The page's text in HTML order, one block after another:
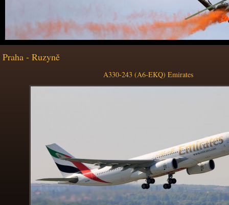
Praha - Ruzyně
A330-243 (A6-EKQ) Emirates